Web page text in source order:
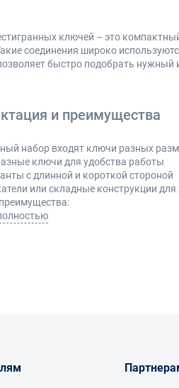
ключей – это
соединения широко
быстро подобрать
и преимущества
набор входят ключи разных
ключи для удобства работы
с длинной и короткой стороной
или складные конструкции для
соответствие размеру крепежа
размеров в комплекте